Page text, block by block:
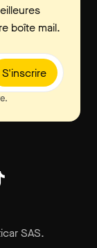
boîte mail.
S'inscrire
SAS.